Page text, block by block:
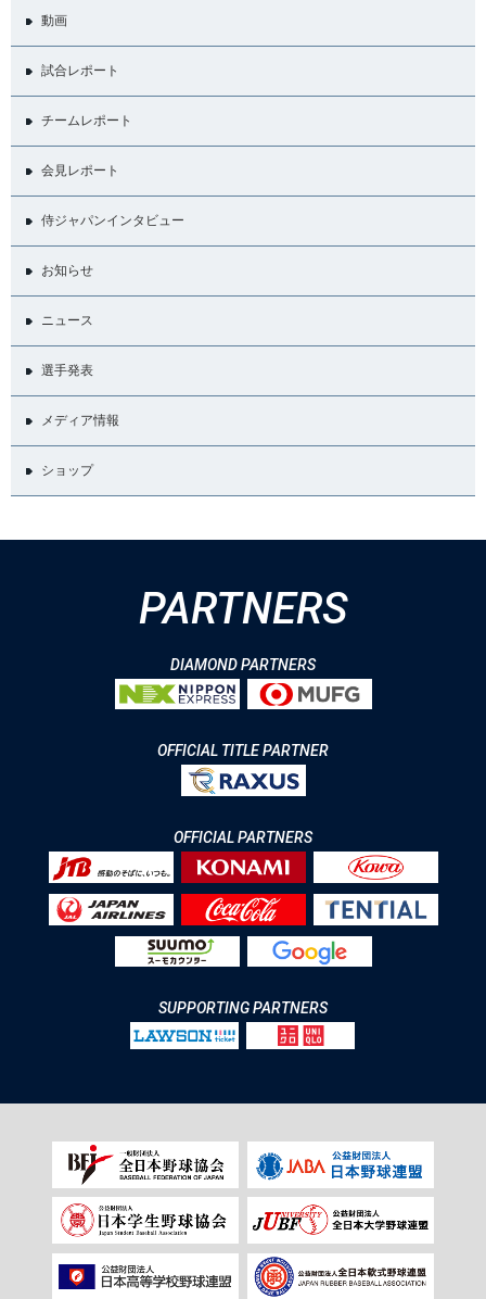
動画
試合レポート
チームレポート
会見レポート
侍ジャパンインタビュー
お知らせ
ニュース
選手発表
メディア情報
ショップ
PARTNERS
DIAMOND PARTNERS
OFFICIAL TITLE PARTNER
OFFICIAL PARTNERS
SUPPORTING PARTNERS